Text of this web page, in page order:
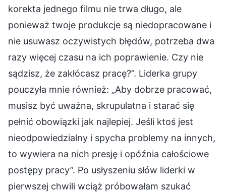
korekta jednego filmu nie trwa długo, ale
ponieważ twoje produkcje są niedopracowane i
nie usuwasz oczywistych błędów, potrzeba dwa
razy więcej czasu na ich poprawienie. Czy nie
sądzisz, że zakłócasz pracę?”. Liderka grupy
pouczyła mnie również: „Aby dobrze pracować,
musisz być uważna, skrupulatna i starać się
pełnić obowiązki jak najlepiej. Jeśli ktoś jest
nieodpowiedzialny i spycha problemy na innych,
to wywiera na nich presję i opóźnia całościowe
postępy pracy”. Po usłyszeniu słów liderki w
pierwszej chwili wciąż próbowałam szukać